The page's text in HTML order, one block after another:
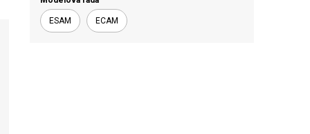
diely
Profesionálne pákové
ESAM ECAM